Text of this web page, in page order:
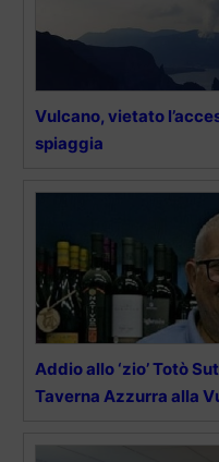
Vulcano, vietato
spiaggia
Addio allo ‘zio’ Totò
Taverna Azzurra alla